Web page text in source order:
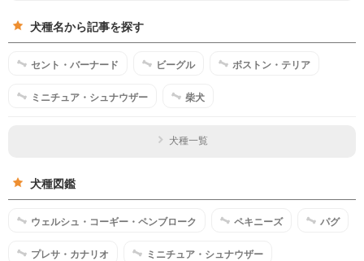
犬種名から記事を探す
セント・バーナード ビーグル ボストン・テリア
ミニチュア・シュナウザー 柴犬
犬種一覧
犬種図鑑
ウェルシュ・コーギー・ペンブローク ペキニーズ パグ
プレサ・カナリオ ミニチュア・シュナウザー